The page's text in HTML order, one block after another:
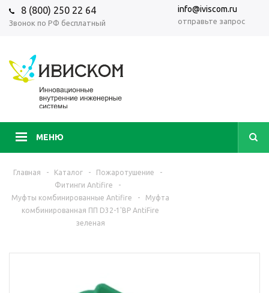
8 (800) 250 22 64
Звонок по РФ бесплатный
info@iviscom.ru
отправьте запрос
МЕНЮ
Главная - Каталог - Пожаротушение
-
Фитинги Antifire
-
Муфты комбинированные Antifire
-
Муфта
комбинированная ПП D32-1'ВР AntiFire
зеленая